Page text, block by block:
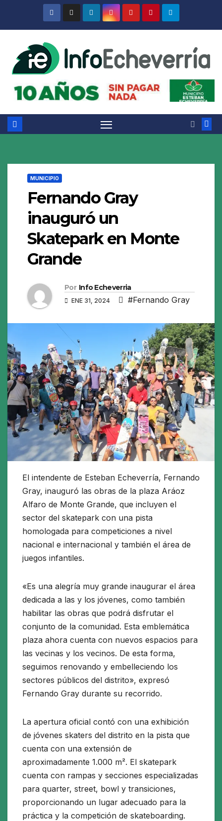
MUNICIPIO
Fernando Gray
inauguró un
Skatepark en Monte
Grande
Por Info Echeverria
ENE 31, 2024 #Fernando Gray
El intendente de Esteban Echeverría, Fernando
Gray, inauguró las obras de la plaza Aráoz
Alfaro de Monte Grande, que incluyen el
sector del skatepark con una pista
homologada para competiciones a nivel
nacional e internacional y también el área de
juegos infantiles.
«Es una alegría muy grande inaugurar el área
dedicada a las y los jóvenes, como también
habilitar las obras que podrá disfrutar el
conjunto de la comunidad. Esta emblemática
plaza ahora cuenta con nuevos espacios para
las vecinas y los vecinos. De esta forma,
seguimos renovando y embelleciendo los
sectores públicos del distrito», expresó
Fernando Gray durante su recorrido.
La apertura oficial contó con una exhibición
de jóvenes skaters del distrito en la pista que
cuenta con una extensión de
aproximadamente 1.000 m². El skatepark
cuenta con rampas y secciones especializadas
para quarter, street, bowl y transiciones,
proporcionando un lugar adecuado para la
práctica y la competición de skateboarding.